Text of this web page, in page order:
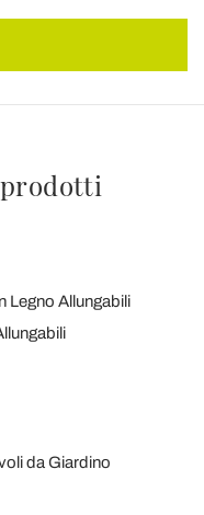
Legno Allungabili
da Giardino